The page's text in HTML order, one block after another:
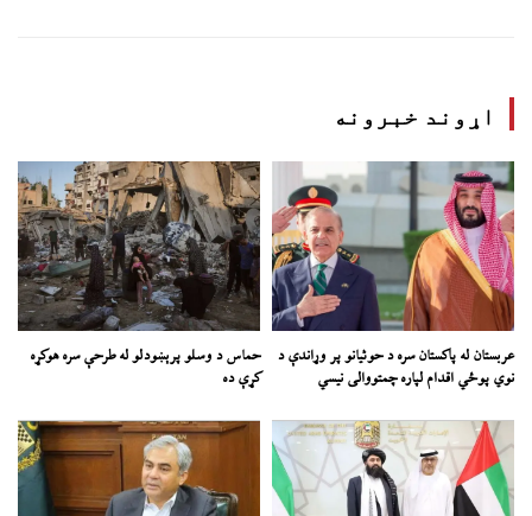
اړوند خبرونه
عربستان له پاکستان سره د حوثیانو پر وړاندې د
نوي پوځي اقدام لپاره چمتووالی نیسي
حماس د وسلو پرېښودلو له طرحې سره هوکړه
کړې ده